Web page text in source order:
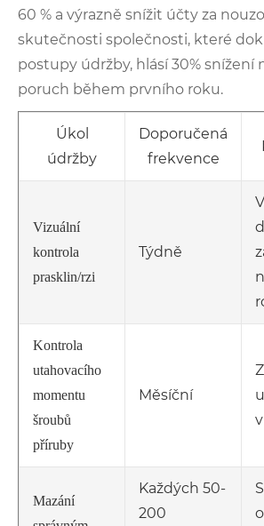
60 % a výrazně snížit účty za
skutečnosti společnosti, které
postupy údržby, hlásí 30% snížení
poruch během prvního roku.
Úkol
údržby
Doporučená
frekvence
Vizuální
kontrola
prasklin/rzi
Týdně
Kontrola
utahovacího
momentu
šroubů
příruby
Měsíční
Mazání
Každých 50-
200